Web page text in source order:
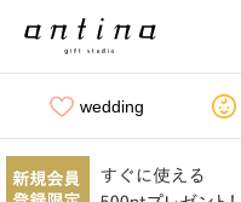
wedding